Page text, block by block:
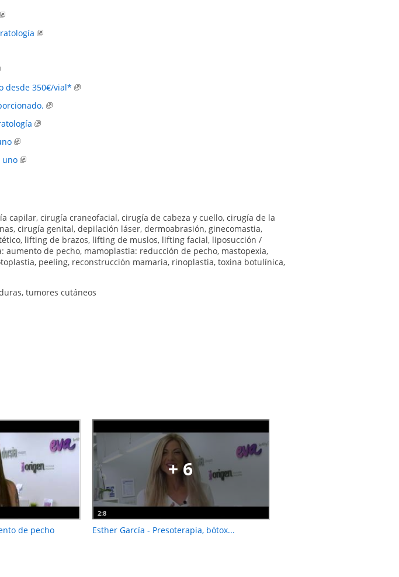
desde 350€/vial*
uno
capilar, cirugía craneofacial, cirugía de cabeza y cuello, cirugía de la
, cirugía genital, depilación láser, dermoabrasión, ginecomastia,
, lifting de brazos, lifting de muslos, lifting facial, liposucción /
aumento de pecho, mamoplastia: reducción de pecho, mastopexia,
, peeling, reconstrucción mamaria, rinoplastia, toxina botulínica,
, tumores cutáneos
de pecho
+ 6
2:8
Esther García - Presoterapia, bótox...